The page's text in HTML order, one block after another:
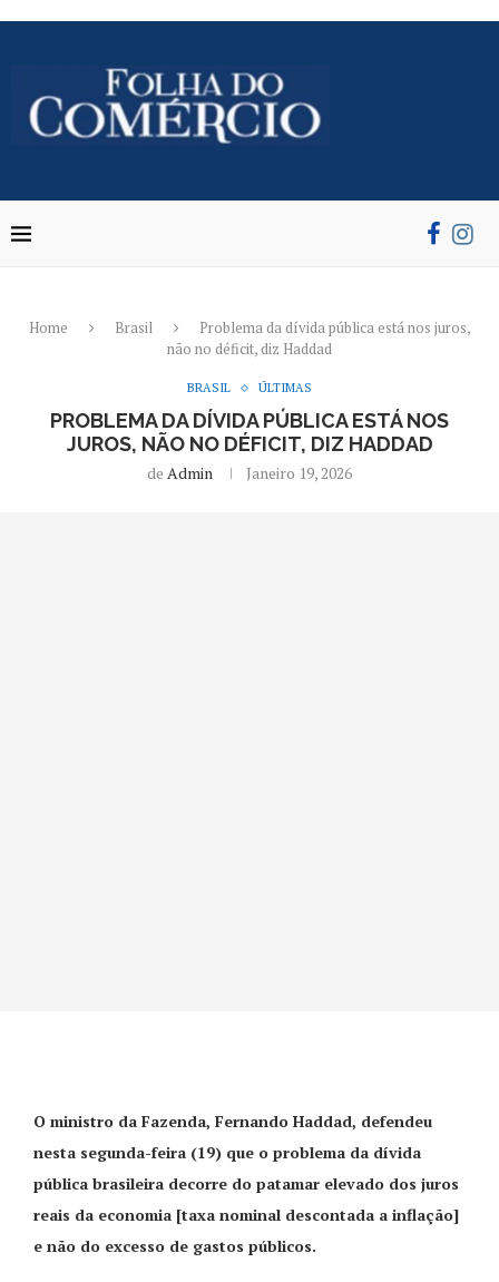
Home Brasil
Problema da dívida pública está nos juros,
não no déficit, diz Haddad
BRASIL ÚLTIMAS
PROBLEMA DA DÍVIDA PÚBLICA ESTÁ NOS
JUROS, NÃO NO DÉFICIT, DIZ HADDAD
de Admin Janeiro 19, 2026
O ministro da Fazenda, Fernando Haddad, defendeu
nesta segunda-feira (19) que o problema da dívida
pública brasileira decorre do patamar elevado dos juros
reais da economia [taxa nominal descontada a inflação]
e não do excesso de gastos públicos.